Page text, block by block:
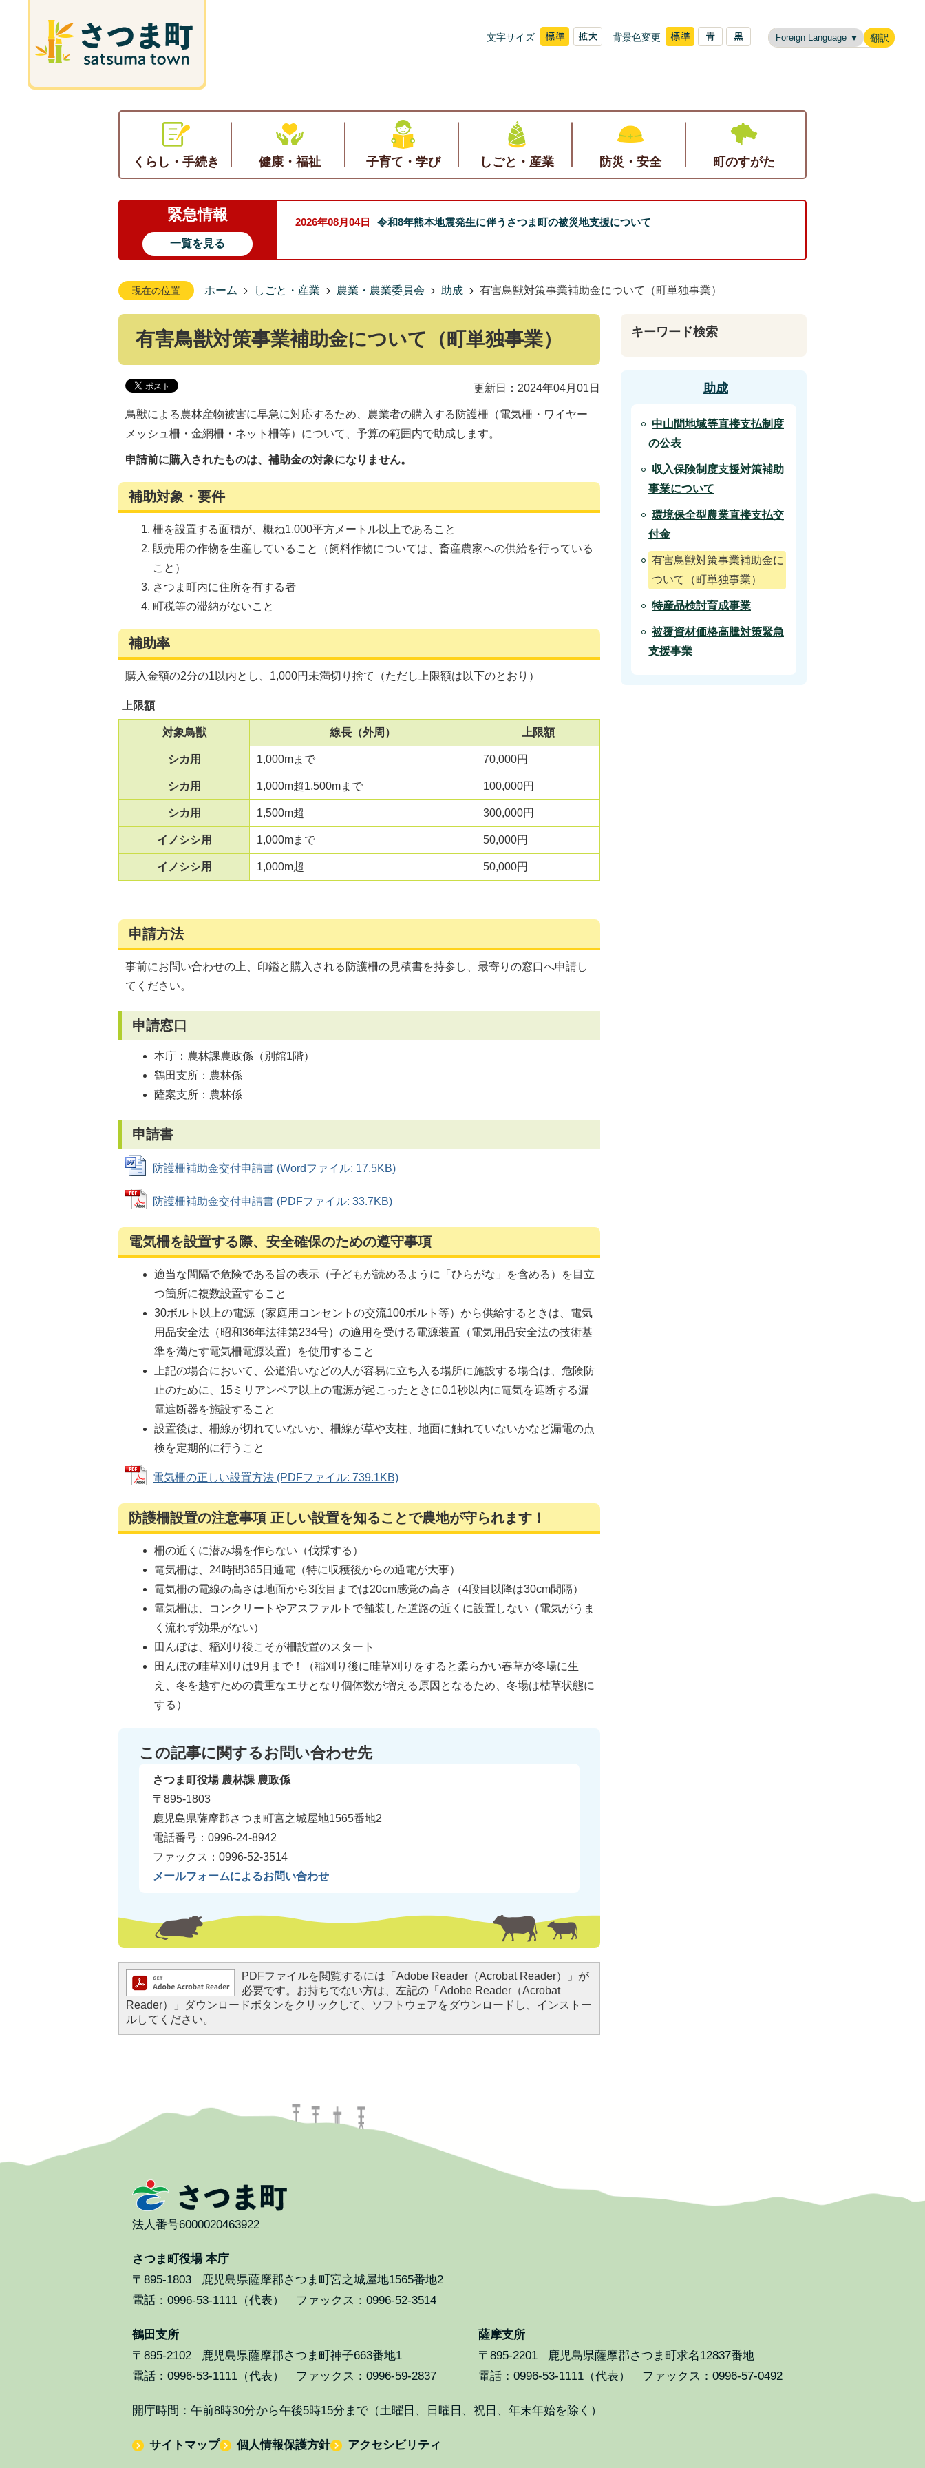
文字サイズ 背景色変更 翻訳
くらし・手続き 健康・福祉 子育て・学び しごと・産業 防災・安全 町のすがた
緊急情報
一覧を見る
2026年08月04日 令和8年熊本地震発生に伴うさつま町の被災地支援について
現在の位置 ホーム しごと・産業 農業・農業委員会 助成 有害鳥獣対策事業補助金について（町単独事業）
有害鳥獣対策事業補助金について（町単独事業）
更新日：2024年04月01日
鳥獣による農林産物被害に早急に対応するため、農業者の購入する防護柵（電気柵・ワイヤー
メッシュ柵・金網柵・ネット柵等）について、予算の範囲内で助成します。
申請前に購入されたものは、補助金の対象になりません。
補助対象・要件
柵を設置する面積が、概ね1,000平方メートル以上であること
販売用の作物を生産していること（飼料作物については、畜産農家への供給を行っている
こと）
さつま町内に住所を有する者
町税等の滞納がないこと
補助率
購入金額の2分の1以内とし、1,000円未満切り捨て（ただし上限額は以下のとおり）
上限額
対象鳥獣 線長（外周） 上限額
シカ用 1,000mまで 70,000円
シカ用 1,000m超1,500mまで 100,000円
シカ用 1,500m超 300,000円
イノシシ用 1,000mまで 50,000円
イノシシ用 1,000m超 50,000円
申請方法
事前にお問い合わせの上、印鑑と購入される防護柵の見積書を持参し、最寄りの窓口へ申請し
てください。
申請窓口
本庁：農林課農政係（別館1階）
鶴田支所：農林係
薩案支所：農林係
申請書
防護柵補助金交付申請書 (Wordファイル: 17.5KB)
防護柵補助金交付申請書 (PDFファイル: 33.7KB)
電気柵を設置する際、安全確保のための遵守事項
適当な間隔で危険である旨の表示（子どもが読めるように「ひらがな」を含める）を目立
つ箇所に複数設置すること
30ボルト以上の電源（家庭用コンセントの交流100ボルト等）から供給するときは、電気
用品安全法（昭和36年法律第234号）の適用を受ける電源装置（電気用品安全法の技術基
準を満たす電気柵電源装置）を使用すること
上記の場合において、公道沿いなどの人が容易に立ち入る場所に施設する場合は、危険防
止のために、15ミリアンペア以上の電源が起こったときに0.1秒以内に電気を遮断する漏
電遮断器を施設すること
設置後は、柵線が切れていないか、柵線が草や支柱、地面に触れていないかなど漏電の点
検を定期的に行うこと
電気柵の正しい設置方法 (PDFファイル: 739.1KB)
防護柵設置の注意事項 正しい設置を知ることで農地が守られます！
柵の近くに潜み場を作らない（伐採する）
電気柵は、24時間365日通電（特に収穫後からの通電が大事）
電気柵の電線の高さは地面から3段目までは20cm感覚の高さ（4段目以降は30cm間隔）
電気柵は、コンクリートやアスファルトで舗装した道路の近くに設置しない（電気がうま
く流れず効果がない）
田んぼは、稲刈り後こそが柵設置のスタート
田んぼの畦草刈りは9月まで！（稲刈り後に畦草刈りをすると柔らかい春草が冬場に生
え、冬を越すための貴重なエサとなり個体数が増える原因となるため、冬場は枯草状態に
する）
この記事に関するお問い合わせ先
さつま町役場 農林課 農政係
〒895-1803
鹿児島県薩摩郡さつま町宮之城屋地1565番地2
電話番号：0996-24-8942
ファックス：0996-52-3514
メールフォームによるお問い合わせ
PDFファイルを閲覧するには「Adobe Reader（Acrobat Reader）」が
必要です。お持ちでない方は、左記の「Adobe Reader（Acrobat
Reader）」ダウンロードボタンをクリックして、ソフトウェアをダウンロードし、インストー
ルしてください。
キーワード検索
助成
中山間地域等直接支払制度
の公表
収入保険制度支援対策補助
事業について
環境保全型農業直接支払交
付金
有害鳥獣対策事業補助金に
ついて（町単独事業）
特産品検討育成事業
被覆資材価格高騰対策緊急
支援事業
法人番号6000020463922
さつま町役場 本庁
〒895-1803
鹿児島県薩摩郡さつま町宮之城屋地1565番地2
電話：0996-53-1111（代表） ファックス：0996-52-3514
鶴田支所
〒895-2102
鹿児島県薩摩郡さつま町神子663番地1
電話：0996-53-1111（代表） ファックス：0996-59-2837
薩摩支所
〒895-2201
鹿児島県薩摩郡さつま町求名12837番地
電話：0996-53-1111（代表） ファックス：0996-57-0492
開庁時間：午前8時30分から午後5時15分まで（土曜日、日曜日、祝日、年末年始を除く）
サイトマップ 個人情報保護方針 アクセシビリティ